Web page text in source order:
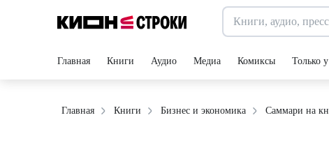
Главная Книги Аудио Медиа Комиксы Только
Главная Книги Бизнес и экономика Саммари на